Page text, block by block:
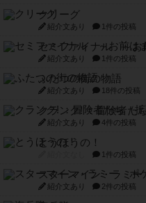
クリーグ
紹介文あり 1件の投稿
セミファイナル ～お
紹介文あり 1件の投稿
ふたつの街の物語
紹介文あり 18件の投稿
クランク! ：冒険者た
紹介文あり 4件の投稿
とうほうの！
1件の投稿
スターマイン・ラミ
紹介文あり 2件の投稿